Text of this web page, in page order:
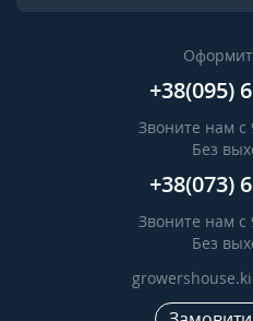
+38(095)
Звоните нам с
Без
+38(073)
Звоните нам с
Без